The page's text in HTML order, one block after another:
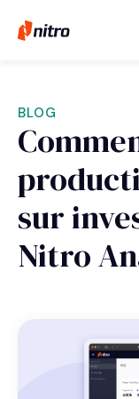
BLOG
sur
Nitro